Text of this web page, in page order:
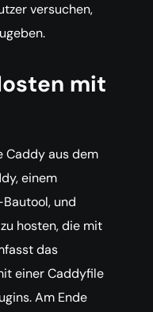
versuchen,
mit
Caddy aus dem
einem
und
hosten, die mit
das
einer Caddyfile
Am Ende